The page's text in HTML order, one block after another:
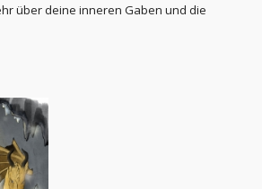
über deine inneren Gaben und die